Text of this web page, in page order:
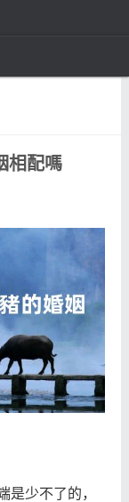
射手座
運勢測算
相配嗎
是少不了的，